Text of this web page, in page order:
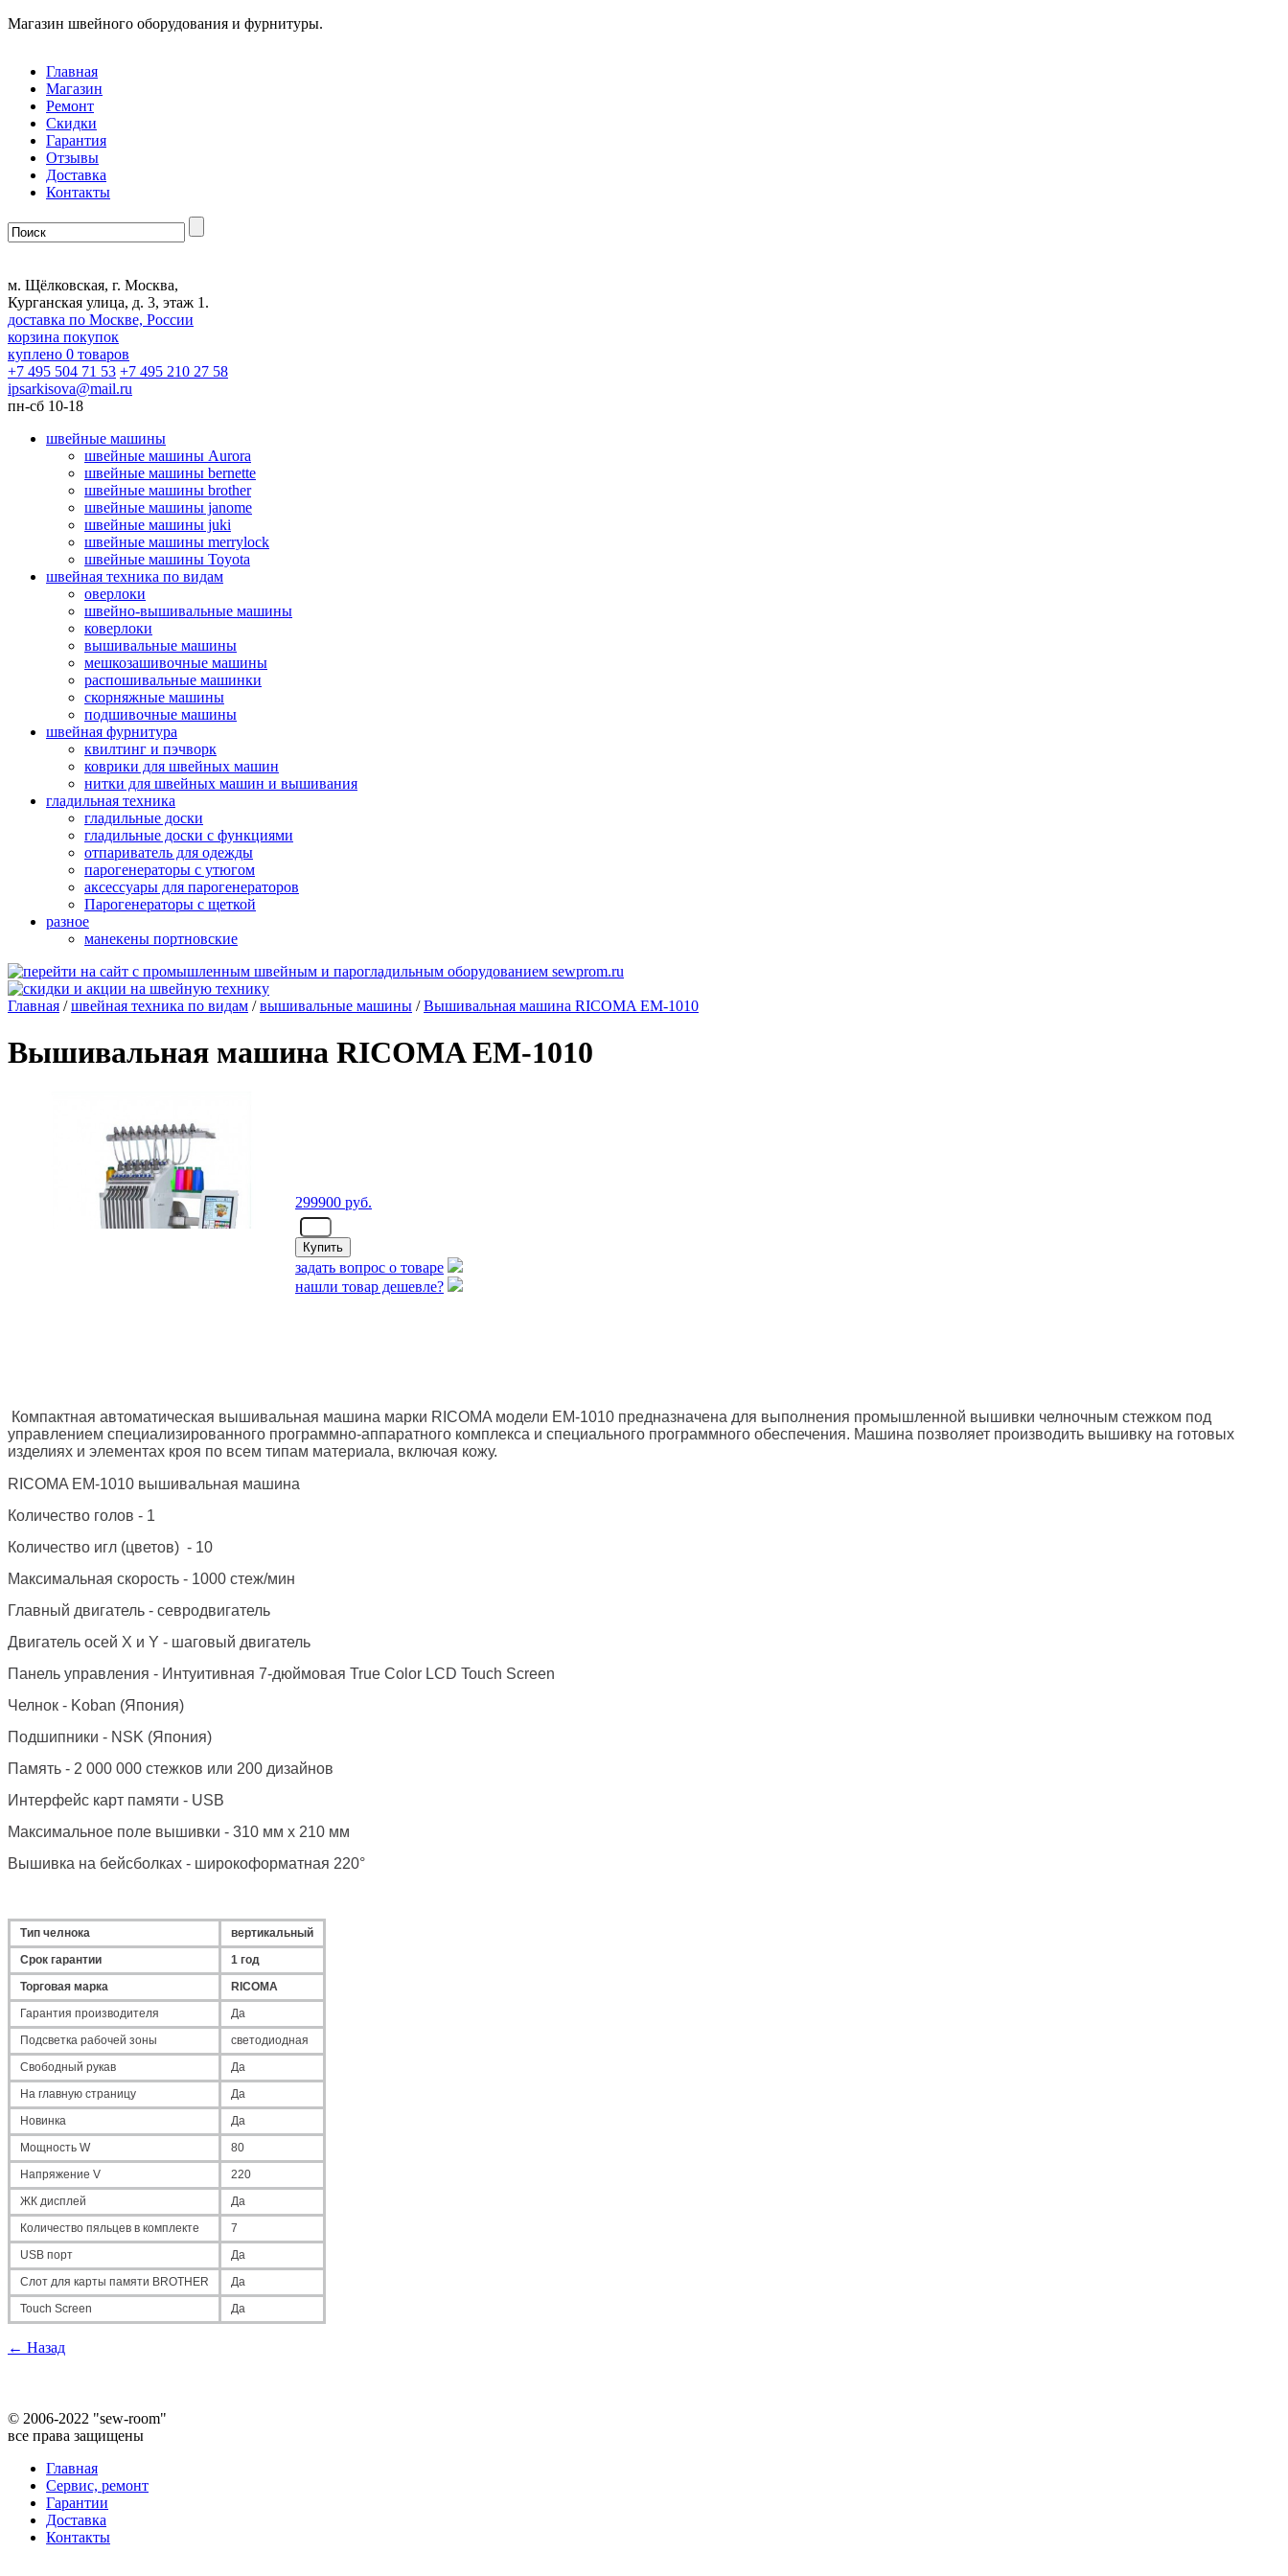
Магазин швейного оборудования и фурнитуры.
Главная
Магазин
Ремонт
Скидки
Гарантия
Отзывы
Доставка
Контакты
м. Щёлковская, г. Москва,
Курганская улица, д. 3, этаж 1.
доставка по Москве, России
корзина покупок
куплено 0 товаров
+7 495 504 71 53 +7 495 210 27 58
ipsarkisova@mail.ru
пн-сб 10-18
швейные машины
швейные машины Aurora
швейные машины bernette
швейные машины brother
швейные машины janome
швейные машины juki
швейные машины merrylock
швейные машины Toyota
швейная техника по видам
оверлоки
швейно-вышивальные машины
коверлоки
вышивальные машины
мешкозашивочные машины
распошивальные машинки
скорняжные машины
подшивочные машины
швейная фурнитура
квилтинг и пэчворк
коврики для швейных машин
нитки для швейных машин и вышивания
гладильная техника
гладильные доски
гладильные доски с функциями
отпариватель для одежды
парогенераторы с утюгом
аксессуары для парогенераторов
Парогенераторы с щеткой
разное
манекены портновские
Главная /швейная техника по видам /вышивальные машины /Вышивальная машина RICOMA EM-1010
Вышивальная машина RICOMA EM-1010
299900 руб.
задать вопрос о товаре
нашли товар дешевле?
Компактная автоматическая вышивальная машина марки RICOMA модели EM-1010 предназначена для выполнения промышленной вышивки челночным стежком под
управлением специализированного программно-аппаратного комплекса и специального программного обеспечения. Машина позволяет производить вышивку на готовых
изделиях и элементах кроя по всем типам материала, включая кожу.
RICOMA EM-1010 вышивальная машина
Количество голов - 1
Количество игл (цветов) - 10
Максимальная скорость - 1000 стеж/мин
Главный двигатель - севродвигатель
Двигатель осей X и Y - шаговый двигатель
Панель управления - Интуитивная 7-дюймовая True Color LCD Touch Screen
Челнок - Koban (Япония)
Подшипники - NSK (Япония)
Память - 2 000 000 стежков или 200 дизайнов
Интерфейс карт памяти - USB
Максимальное поле вышивки - 310 мм х 210 мм
Вышивка на бейсболках - широкоформатная 220°
Тип челнока
вертикальный
Срок гарантии
1 год
Торговая марка
RICOMA
Гарантия производителя
Да
Подсветка рабочей зоны
светодиодная
Свободный рукав
Да
На главную страницу
Да
Новинка
Да
Мощность W
80
Напряжение V
220
ЖК дисплей
Да
Количество пяльцев в комплекте
7
USB порт
Да
Слот для карты памяти BROTHER
Да
Touch Screen
Да
← Назад
© 2006-2022 "sew-room"
все права защищены
Главная
Сервис, ремонт
Гарантии
Доставка
Контакты